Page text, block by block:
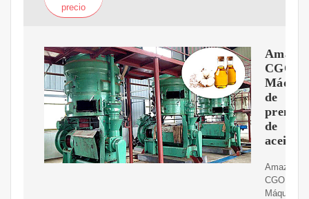
precio
de
prensa
de
aceite
Máquina